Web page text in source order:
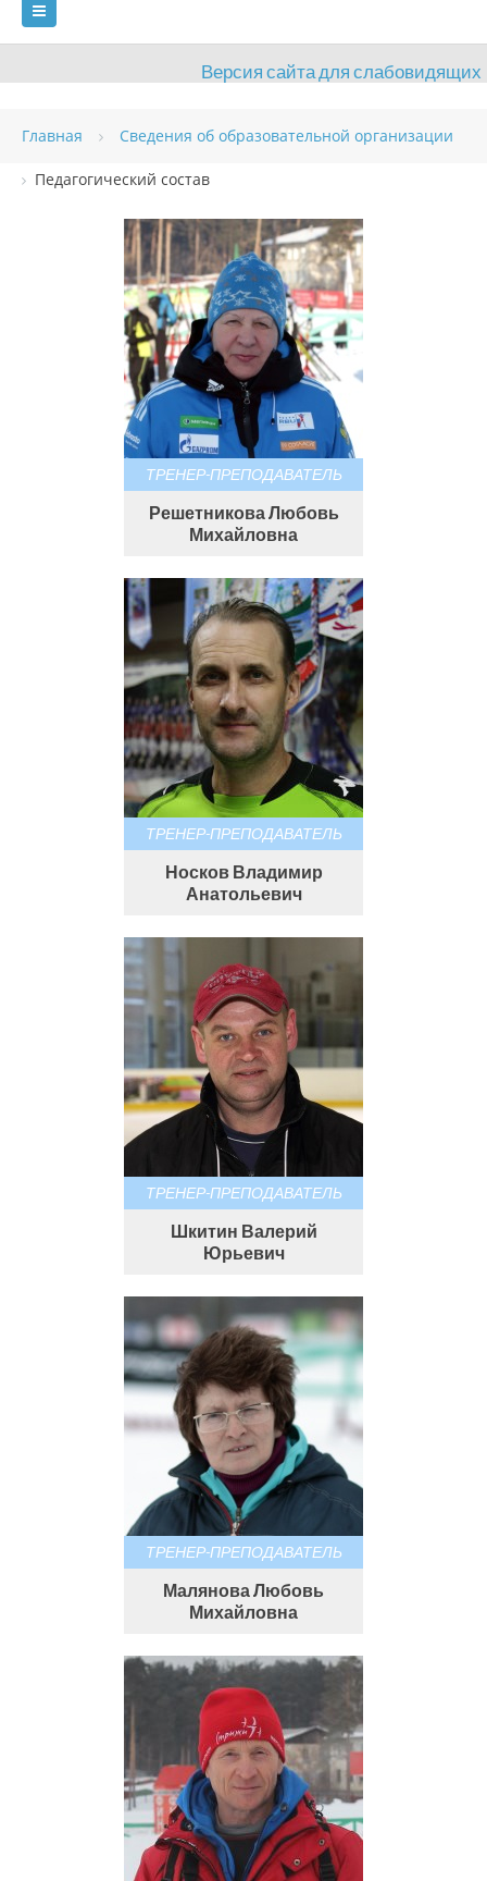
Версия сайта для слабовидящих
ГЛАВНАЯ
СВЕДЕНИЯ ОБ ОБРАЗОВАТЕЛЬНОЙ ОРГАНИЗАЦИИ
ВИДЫ СПОРТА АНТИДОПИНГ РАСПИСАНИЯ
ДОКУМЕНТЫ ПРЕСС-ЦЕНТР
ОЦЕНКА КАЧЕСТВА ОБРАЗОВАНИЯ ВАКАНСИИ
ПЛАТНЫЕ УСЛУГИ КОНТАКТЫ
Главная Сведения об образовательной организации
Педагогический состав
ТРЕНЕР-ПРЕПОДАВАТЕЛЬ
Решетникова Любовь
Михайловна
ТРЕНЕР-ПРЕПОДАВАТЕЛЬ
Носков Владимир
Анатольевич
ТРЕНЕР-ПРЕПОДАВАТЕЛЬ
Шкитин Валерий
Юрьевич
ТРЕНЕР-ПРЕПОДАВАТЕЛЬ
Малянова Любовь
Михайловна